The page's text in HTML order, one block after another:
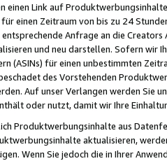
einen Link auf
einen Zeitraum von bis zu 24
Anfrage an die
und neu darstellen. Sofern wir
(ASINs) für einen unbestimmten
des Vorstehenden
Auf unser Verlangen werden Sie
oder nutzt, damit wir Ihre
Produktwerbungsinhalte aus
aktualisieren,
Wenn Sie jedoch die in Ihrer